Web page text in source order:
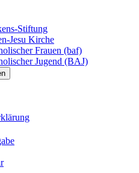
Stiftung
Jesu Kirche
Frauen (baf)
Jugend (BAJ)